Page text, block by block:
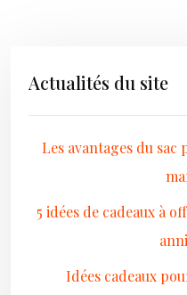
Actualités du site
Les avantages du
5 idées de cadeaux à
Idées cadeaux